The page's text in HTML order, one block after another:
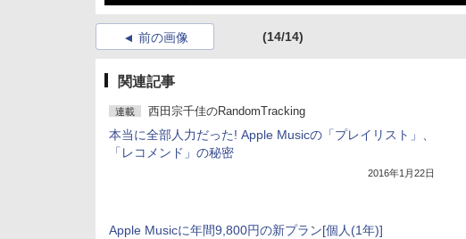
前の画像 (14/14)
関連記事
連載 西田宗千佳のRandomTracking
本当に全部人力だった! Apple Musicの「プレイリスト」、
「レコメンド」の秘密
2016年1月22日
Apple Musicに年間9,800円の新プラン[個人(1年)]